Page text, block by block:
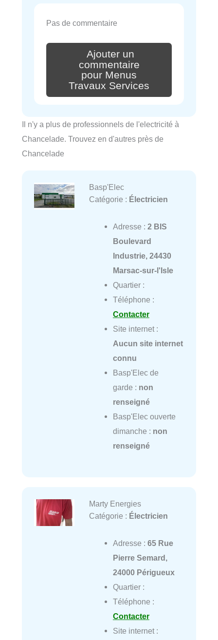
Pas de commentaire
Ajouter un
commentaire
pour Menus
Travaux Services
Il n'y a plus de professionnels de l'electricité à
Chancelade. Trouvez en d'autres près de
Chancelade
Basp'Elec
Catégorie : Électricien
Adresse : 2 BIS
Boulevard
Industrie, 24430
Marsac-sur-l'Isle
Quartier :
Téléphone :
Contacter
Site internet :
Aucun site internet
connu
Basp'Elec de
garde : non
renseigné
Basp'Elec ouverte
dimanche : non
renseigné
Marty Energies
Catégorie : Électricien
Adresse : 65 Rue
Pierre Semard,
24000 Périgueux
Quartier :
Téléphone :
Contacter
Site internet :